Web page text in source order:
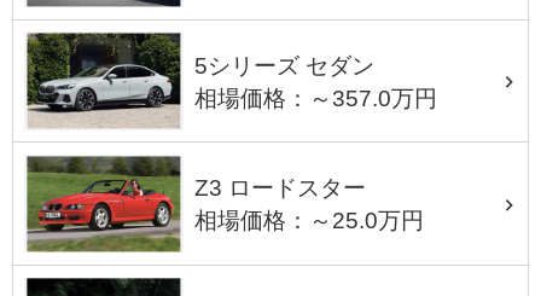
5シリーズ セダン
相場価格：～357.0万円
Z3 ロードスター
相場価格：～25.0万円